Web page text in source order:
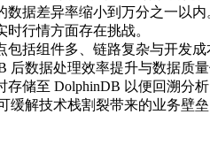
据差异率缩小到万分之一以内
行情方面存在挑战。
括组件多、链路复杂与开发成
后数据处理效率提升与数据质量
储至 DolphinDB 以便回溯分析
缓解技术栈割裂带来的业务壁垒